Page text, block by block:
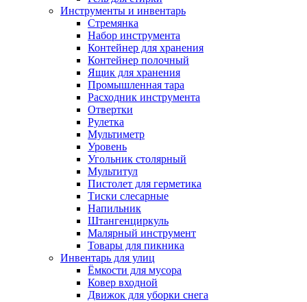
Инструменты и инвентарь
Стремянка
Набор инструмента
Контейнер для хранения
Контейнер полочный
Ящик для хранения
Промышленная тара
Расходник инструмента
Отвертки
Рулетка
Мультиметр
Уровень
Угольник столярный
Мультитул
Пистолет для герметика
Тиски слесарные
Напильник
Штангенциркуль
Малярный инструмент
Товары для пикника
Инвентарь для улиц
Ёмкости для мусора
Ковер входной
Движок для уборки снега